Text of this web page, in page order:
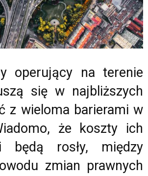
operujący na terenie
się w najbliższych
z wieloma barierami w
że koszty ich
będą rosły, między
zmian prawnych